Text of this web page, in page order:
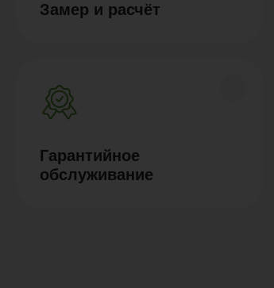
Замер и расчёт
Гарантийное
обслуживание